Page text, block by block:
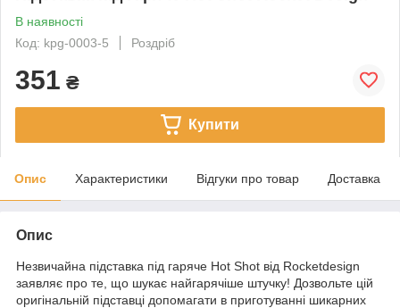
В наявності
Код: kpg-0003-5
Роздріб
351 ₴
Купити
Опис Характеристики Відгуки про товар Доставка
Опис
Незвичайна підставка під гаряче Hot Shot від Rocketdesign
заявляє про те, що шукає найгарячіше штучку! Дозвольте цій
оригінальній підставці допомагати в приготуванні шикарних